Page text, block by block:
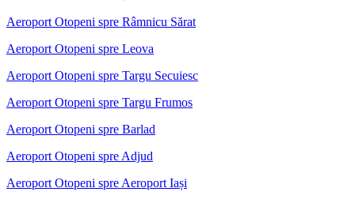
Aeroport Otopeni spre Râmnicu Sărat
Aeroport Otopeni spre Leova
Aeroport Otopeni spre Targu Secuiesc
Aeroport Otopeni spre Targu Frumos
Aeroport Otopeni spre Barlad
Aeroport Otopeni spre Adjud
Aeroport Otopeni spre Aeroport Iași